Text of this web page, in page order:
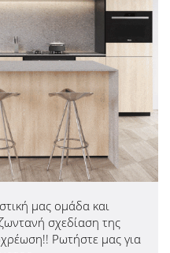
μας ομάδα και
σχεδίαση της
Ρωτήστε μας για